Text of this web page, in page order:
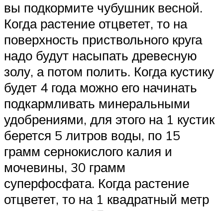
вы подкормите чубушник весной.
Когда растение отцветет, то на
поверхность приствольного круга
надо будут насыпать древесную
золу, а потом полить. Когда кустику
будет 4 года можно его начинать
подкармливать минеральными
удобрениями, для этого на 1 кустик
берется 5 литров воды, по 15
грамм сернокислого калия и
мочевины, 30 грамм
суперфосфата. Когда растение
отцветет, то на 1 квадратный метр